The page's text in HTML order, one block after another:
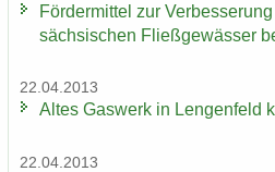
För­der­mit­tel zur
säch­si­schen Fließ­ge­wäs­ser
22.04.2013
Altes Gas­werk in Len­gen­feld
22.04.2013